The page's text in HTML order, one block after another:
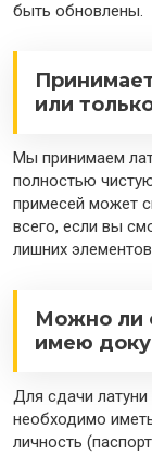
быть обновлены.
или
Мы принимаем
полностью
примесей может
всего, если вы
лишних
Можно ли
имею
Для сдачи
необходимо
личность